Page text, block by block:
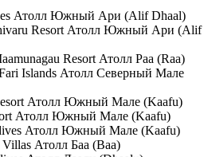
Атолл Южный Ари (Alif Dhaal)
Resort Атолл Южный Ари (Alif
Resort Атолл Раа (Raa)
Islands Атолл Северный Мале
Атолл Южный Мале (Kaafu)
Атолл Южный Мале (Kaafu)
Атолл Южный Мале (Kaafu)
Villas Атолл Баа (Baa)